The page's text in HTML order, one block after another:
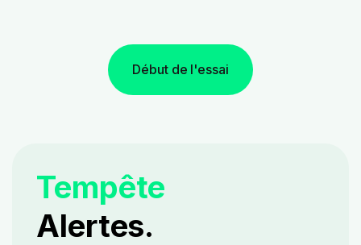
Début de l'essai
Tempête
Alertes.